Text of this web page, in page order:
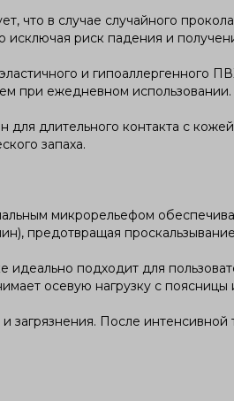
что в случае случайного
исключая риск падения и
и гипоаллергенного
при ежедневном использовании.
длительного контакта с
запаха.
микрорельефом
предотвращая
подходит для
осевую нагрузку с поясницы
загрязнения. После